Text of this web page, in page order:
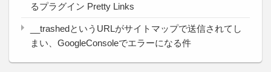
るプラグイン Pretty Links
__trashedというURLがサイトマップで送信されてし
まい、GoogleConsoleでエラーになる件